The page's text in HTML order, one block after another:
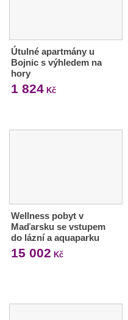
Útulné apartmány u
Bojnic s výhledem na
hory
1 824 Kč
Wellness pobyt v
Maďarsku se vstupem
do lázní a aquaparku
15 002 Kč